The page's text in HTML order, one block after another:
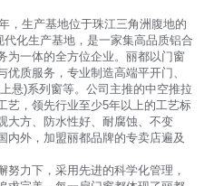
，生产基地位于珠江三角洲腹地的
化生产基地，是一家集高品质铝合
为一体的全方位企业。丽都以门窗
质服务，专业制造高端平开门、
悬)系列窗等。公司主推的中空推拉
艺，领先行业至少5年以上的工艺标
大方、防水性好、耐腐蚀、不变
内外，加盟丽都品牌的专卖店遍及
力下，采用先进的科学化管理，